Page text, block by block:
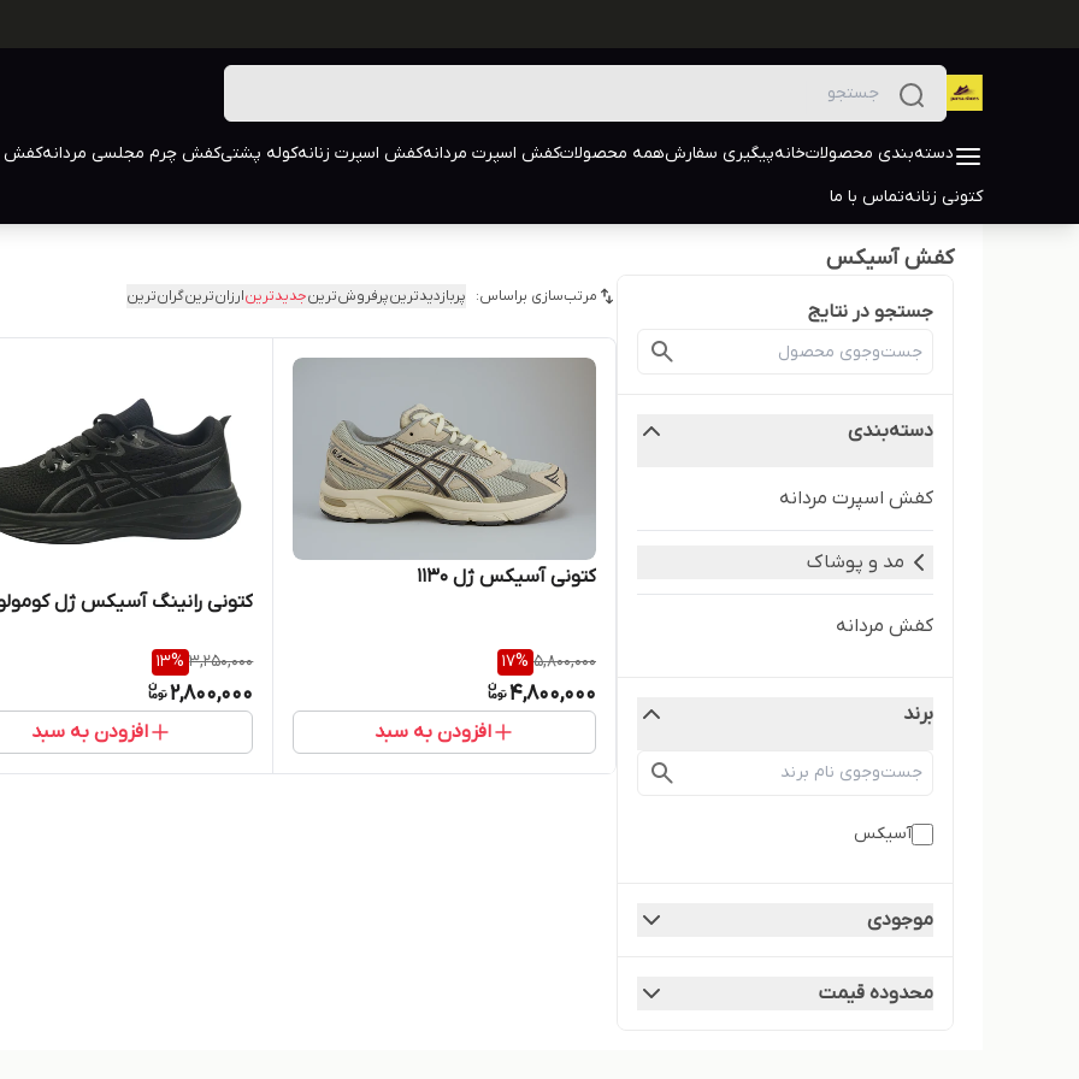
دسته‌بندی محصولاتخانهپیگیری سفارشهمه محصولاتکفش اسپرت مردانهکفش اسپرت زنانهکوله پشتیکفش چرم مجلسی مردانهکفش
کتونی زنانهتماس با ما
کفش آسیکس
جستجو در نتایج
دسته‌بندی
کفش اسپرت مردانه
مد و پوشاک
کفش مردانه
برند
آسیکس
موجودی
محدوده قیمت
مرتب‌سازی براساس: پربازدیدترینپرفروش‌ترینجدیدترینارزان‌ترینگران‌ترین
کتونی آسیکس ژل ۱۱۳۰
5,800,000
17%
4,800,000
افزودن به سبد
کتونی رانینگ آسیکس ژل
3,250,000
13%
2,800,000
افزودن به سبد